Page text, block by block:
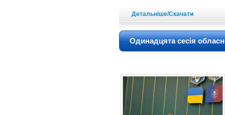
Детальніше/Скачати
Одинадцята сесія